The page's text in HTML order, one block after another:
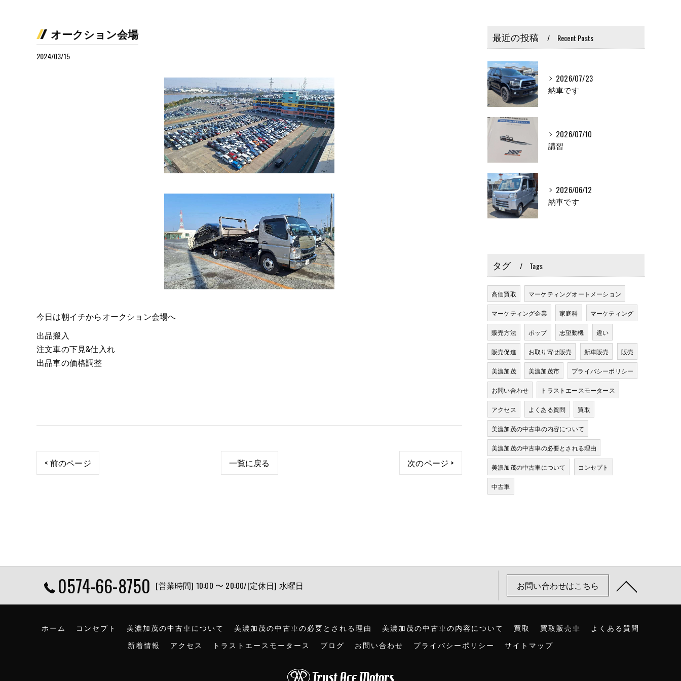
オークション会場
2024/03/15
今日は朝イチからオークション会場へ
出品搬入
注文車の下見&仕入れ
出品車の価格調整
< 前のページ 一覧に戻る 次のページ >
最近の投稿 Recent Posts
2026/07/23
納車です
2026/07/10
講習
2026/06/12
納車です
タグ Tags
高価買取 マーケティングオートメーション
マーケティング企業 家庭科 マーケティング
販売方法 ポップ 志望動機 違い
販売促進 お取り寄せ販売 新車販売 販売
美濃加茂 美濃加茂市 プライバシーポリシー
お問い合わせ トラストエースモータース
アクセス よくある質問 買取
美濃加茂の中古車の内容について
美濃加茂の中古車の必要とされる理由
美濃加茂の中古車について コンセプト
中古車
0574-66-8750 [営業時間] 10:00 〜 20:00/[定休日] 水曜日 お問い合わせはこちら
ホーム コンセプト 美濃加茂の中古車について 美濃加茂の中古車の必要とされる理由 美濃加茂の中古車の内容について 買取 買取販売車
よくある質問
新着情報
アクセス トラストエースモータース ブログ お問い合わせ プライバシーポリシー サイトマップ